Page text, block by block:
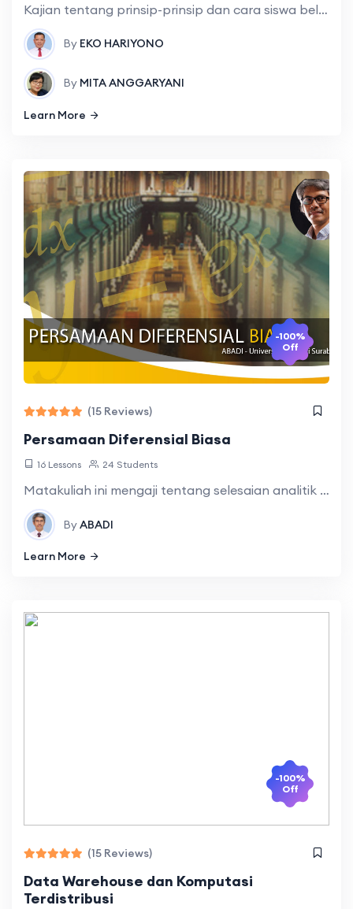
Kajian tentang prinsip-prinsip dan cara siswa belajar menurut teori belajar perilaku, teori belajar sosial, teori belajar kognitif, pendekatan konstruktivis, teori konektivisme, serta pemotivasian siswa untuk
By EKO HARIYONO
By MITA ANGGARYANI
Learn More
-100%
Off
(15 Reviews)
Persamaan Diferensial Biasa
16 Lessons 24 Students
Matakuliah ini mengaji tentang selesaian analitik PDB orde satu PDB linear orde dua dengan koefisien konstan Koefisien tak tentu dan variasi parameter selesaian deret dari
ByABADI
Learn More
-100%
Off
(15 Reviews)
Data Warehouse dan Komputasi
Terdistribusi